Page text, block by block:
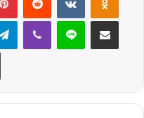
TelegramViber Line E-Posta ile
Yazdır